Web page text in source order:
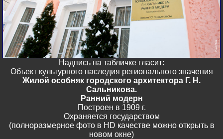
Надпись на табличке гласит:
Объект культурного наследия регионального значения
Жилой особняк городского архитектора Г. Н.
Сальникова.
Ранний модерн
Построен в 1909 г.
Охраняется государством
(полноразмерное фото в HD качестве можно открыть в
новом окне)